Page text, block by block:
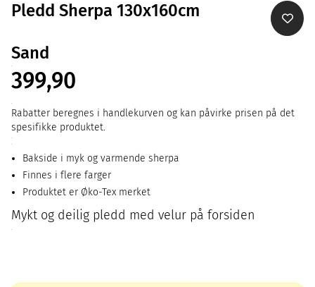
Pledd Sherpa 130x160cm
Sand
399,90
Rabatter beregnes i handlekurven og kan påvirke prisen på det
spesifikke produktet.
Bakside i myk og varmende sherpa
Finnes i flere farger
Produktet er Øko-Tex merket
Mykt og deilig pledd med velur på forsiden